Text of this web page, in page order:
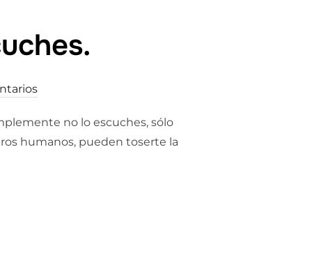
no lo escuches, sólo
humanos, pueden toserte la